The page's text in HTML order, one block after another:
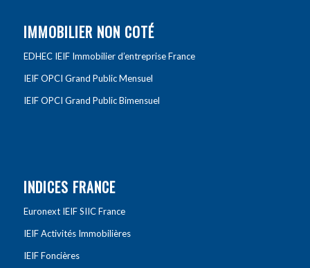
IMMOBILIER NON COTÉ
EDHEC IEIF Immobilier d’entreprise France
IEIF OPCI Grand Public Mensuel
IEIF OPCI Grand Public Bimensuel
INDICES FRANCE
Euronext IEIF SIIC France
IEIF Activités Immobilières
IEIF Foncières